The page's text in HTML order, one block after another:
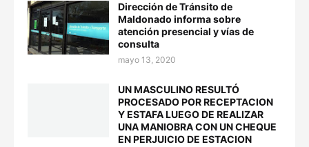
Dirección de Tránsito de
Maldonado informa sobre
atención presencial y vías de
consulta
mayo 13, 2020
UN MASCULINO RESULTÓ
PROCESADO POR RECEPTACION
Y ESTAFA LUEGO DE REALIZAR
UNA MANIOBRA CON UN CHEQUE
EN PERJUICIO DE ESTACION